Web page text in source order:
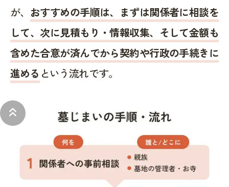
keyboard_double_arrow_up
が、 おすすめの手順は、まずは関係者に相談を
して、次に見積もり・情報収集、そして金額も
含めた合意が済んでから契約や行政の手続きに
進める という流れです。